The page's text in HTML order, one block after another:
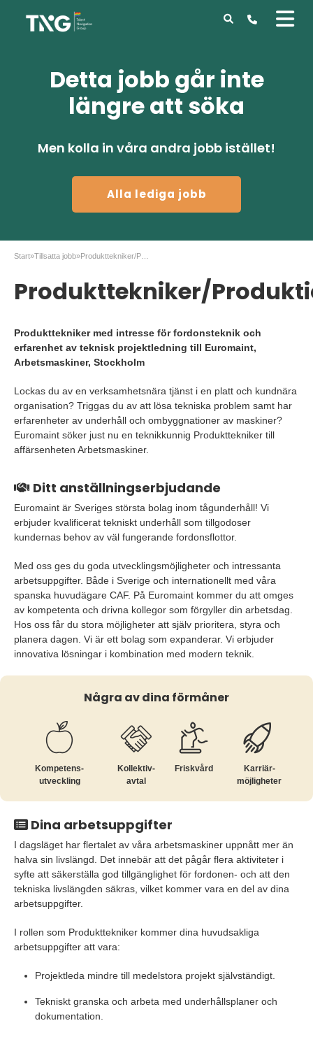
Detta jobb går inte
längre att söka
Men kolla in våra andra jobb istället!
Alla lediga jobb
Start»Tillsatta jobb»
Produkttekniker/
Produkttekniker med intresse för fordonsteknik och
erfarenhet av teknisk projektledning till Euromaint,
Arbetsmaskiner, Stockholm
Lockas du av en verksamhetsnära tjänst i en platt och kundnära
organisation? Triggas du av att lösa tekniska problem samt har
erfarenheter av underhåll och ombyggnationer av maskiner?
Euromaint söker just nu en teknikkunnig Produkttekniker till
affärsenheten Arbetsmaskiner.
Ditt anställningserbjudande
Euromaint är Sveriges största bolag inom tågunderhåll! Vi
erbjuder kvalificerat tekniskt underhåll som tillgodoser
kundernas behov av väl fungerande fordonsflottor.
Med oss ges du goda utvecklingsmöjligheter och intressanta
arbetsuppgifter. Både i Sverige och internationellt med våra
spanska huvudägare CAF. På Euromaint kommer du att omges
av kompetenta och drivna kollegor som förgyller din arbetsdag.
Hos oss får du stora möjligheter att själv prioritera, styra och
planera dagen. Vi är ett bolag som expanderar. Vi erbjuder
innovativa lösningar i kombination med modern teknik.
Några av dina förmåner
Kompetens­
utveckling
Kollektiv­
avtal
Friskvård
Karriär­
möjligheter
Dina arbetsuppgifter
I dagsläget har flertalet av våra arbetsmaskiner uppnått mer än
halva sin livslängd. Det innebär att det pågår flera aktiviteter i
syfte att säkerställa god tillgänglighet för fordonen- och att den
tekniska livslängden säkras, vilket kommer vara en del av dina
arbetsuppgifter.
I rollen som Produkttekniker kommer dina huvudsakliga
arbetsuppgifter att vara:
Projektleda mindre till medelstora projekt självständigt.
Tekniskt granska och arbeta med underhållsplaner och
dokumentation.